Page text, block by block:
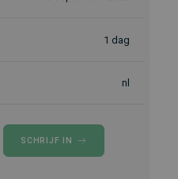
1 dag
nl
SCHRIJF IN